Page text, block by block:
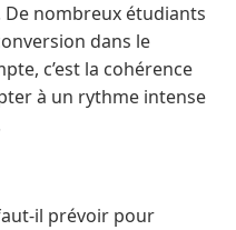
De nombreux étudiants
dans le
c’est la cohérence
à un rythme intense
il prévoir pour